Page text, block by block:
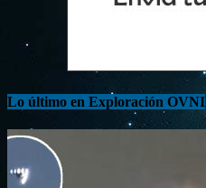
Lo último en Exploración OVNI